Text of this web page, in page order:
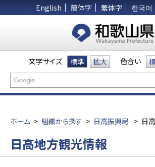
English 簡体字 繁体字 한국어
文字サイズ 標準 拡大 色合い
ホーム > 組織から探す > 日高振興局 > 日
日高地方観光情報